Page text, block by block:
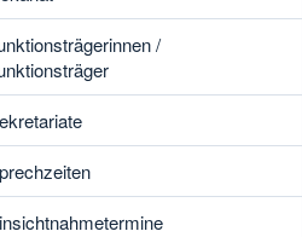
/